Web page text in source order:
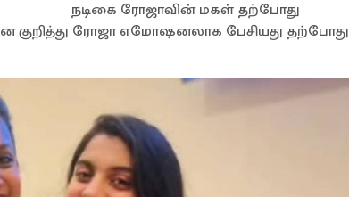
நடிகை ரோஜாவின் மகள் தற்போது
குறித்து ரோஜா எமோஷனலாக பேசியது தற்போது